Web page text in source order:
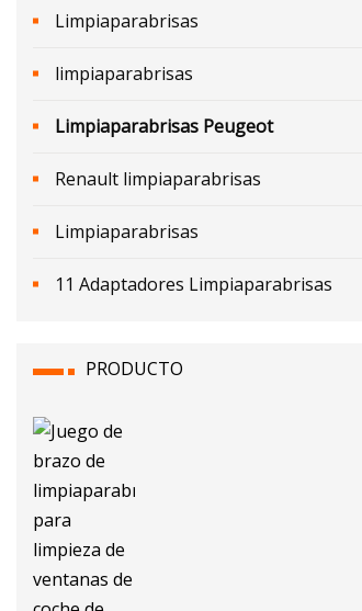
Limpiaparabrisas
limpiaparabrisas
Limpiaparabrisas Peugeot
Renault limpiaparabrisas
Limpiaparabrisas
11 Adaptadores Limpiaparabrisas
PRODUCTO